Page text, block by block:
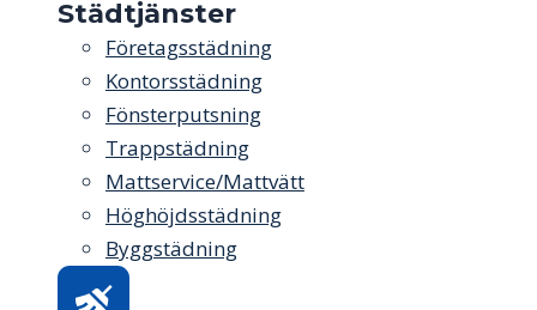
Städtjänster
Företagsstädning
Kontorsstädning
Fönsterputsning
Trappstädning
Mattservice/Mattvätt
Höghöjdsstädning
Byggstädning